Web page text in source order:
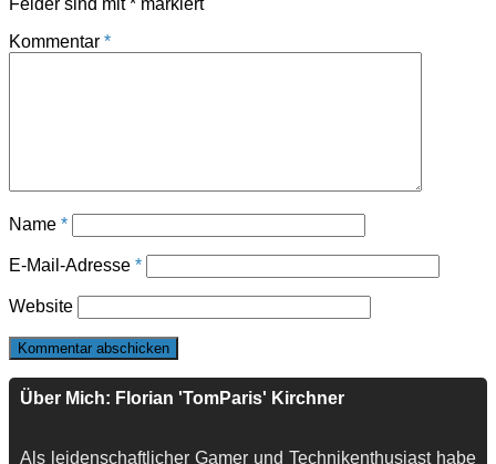
Felder sind mit* markiert
Kommentar *
Name *
E-Mail-Adresse *
Website
Über Mich: Florian 'TomParis' Kirchner
Als leidenschaftlicher Gamer und Technikenthusiast habe